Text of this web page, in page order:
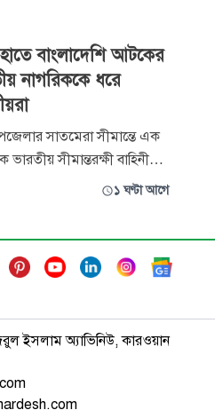
বাংলাদেশি আটকের
নাগরিককে ধরে
সাতমেরা সীমান্তে এক
ভারতীয় সীমান্তরক্ষী বাহিনী
নিয়ে যাওয়ার ঘটনার জেরে এক
এ ঘটনায় এলাকায় উত
১ ঘণ্টা আগে
ইসলাম অ্যাভিনিউ, কারওয়ান